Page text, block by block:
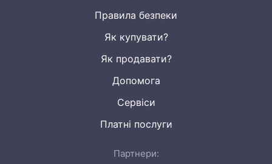
Правила безпеки
Як купувати?
Як продавати?
Допомога
Сервіси
Платні послуги
Партнери: